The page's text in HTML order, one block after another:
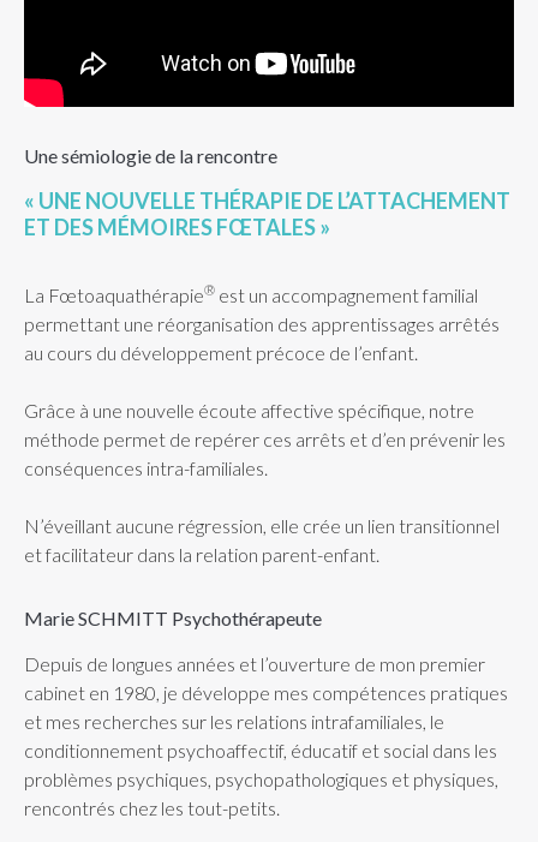
Une sémiologie de la rencontre
« UNE NOUVELLE THÉRAPIE DE L’ATTACHEMENT
ET DES MÉMOIRES FŒTALES »
La Fœtoaquathérapie® est un accompagnement familial
permettant une réorganisation des apprentissages arrêtés
au cours du développement précoce de l’enfant.
Grâce à une nouvelle écoute affective spécifique, notre
méthode permet de repérer ces arrêts et d’en prévenir les
conséquences intra-familiales.
N’éveillant aucune régression, elle crée un lien transitionnel
et facilitateur dans la relation parent-enfant.
Marie SCHMITT Psychothérapeute
Depuis de longues années et l’ouverture de mon premier
cabinet en 1980, je développe mes compétences pratiques
et mes recherches sur les relations intrafamiliales, le
conditionnement psychoaffectif, éducatif et social dans les
problèmes psychiques, psychopathologiques et physiques,
rencontrés chez les tout-petits.